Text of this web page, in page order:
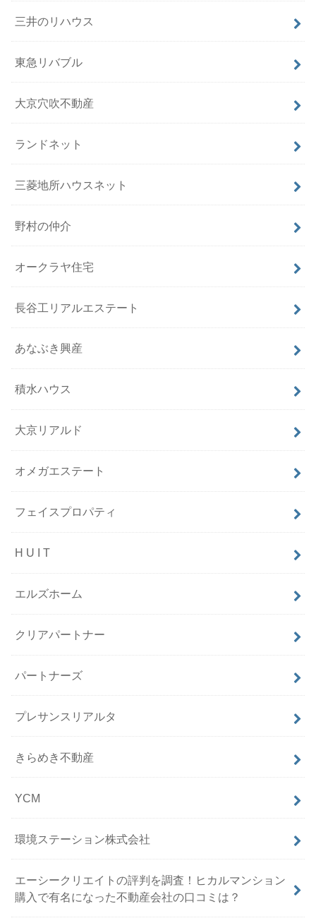
三井のリハウス
東急リバブル
大京穴吹不動産
ランドネット
三菱地所ハウスネット
野村の仲介
オークラヤ住宅
長谷工リアルエステート
あなぶき興産
積水ハウス
大京リアルド
オメガエステート
フェイスプロパティ
H U I T
エルズホーム
クリアパートナー
パートナーズ
プレサンスリアルタ
きらめき不動産
YCM
環境ステーション株式会社
エーシークリエイトの評判を調査！ヒカルマンション
購入で有名になった不動産会社の口コミは？